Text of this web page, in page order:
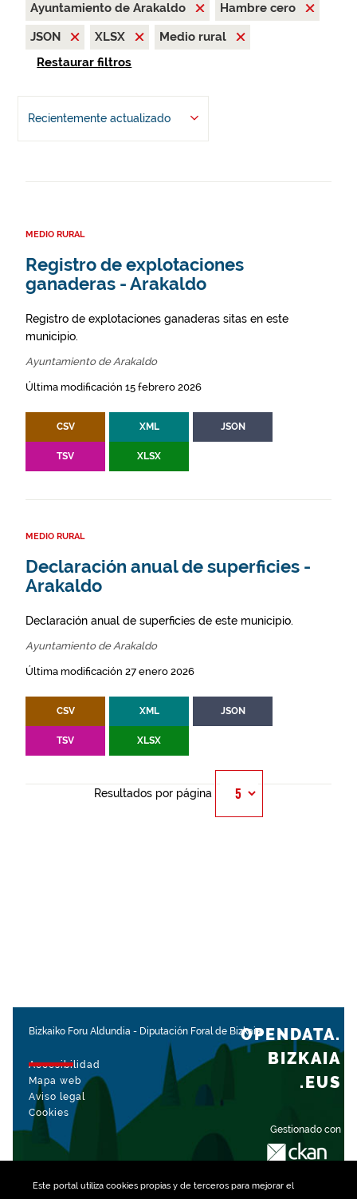
Este portal utiliza cookiespropias y de terceros para mejorar el
Ayuntamiento de Arakaldo
Hambre cero
JSON
XLSX
Medio rural
Restaurar filtros
Recientemente actualizado
MEDIO RURAL
Registro de explotaciones
ganaderas - Arakaldo
Registro de explotaciones ganaderas sitas en este
municipio.
Ayuntamiento de Arakaldo
Última modificación 15 febrero 2026
CSV XML JSON
TSV XLSX
MEDIO RURAL
Declaración anual de superficies -
Arakaldo
Declaración anual de superficies de este municipio.
Ayuntamiento de Arakaldo
Última modificación 27 enero 2026
CSV XML JSON
TSV XLSX
Resultados por página
Bizkaiko Foru Aldundia - Diputación Foral de Bizkaia
Accesibilidad
Mapa web
Aviso legal
Cookies
Gestionado con
OPENDATA.
BIZKAIA
.EUS